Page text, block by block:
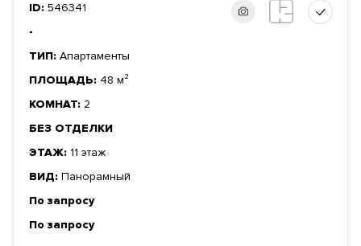
ID: 546341
-
ТИП: Апартаменты
ПЛОЩАДЬ: 48 м²
КОМНАТ: 2
БЕЗ ОТДЕЛКИ
ЭТАЖ: 11 этаж
ВИД: Панорамный
По запросу
По запросу